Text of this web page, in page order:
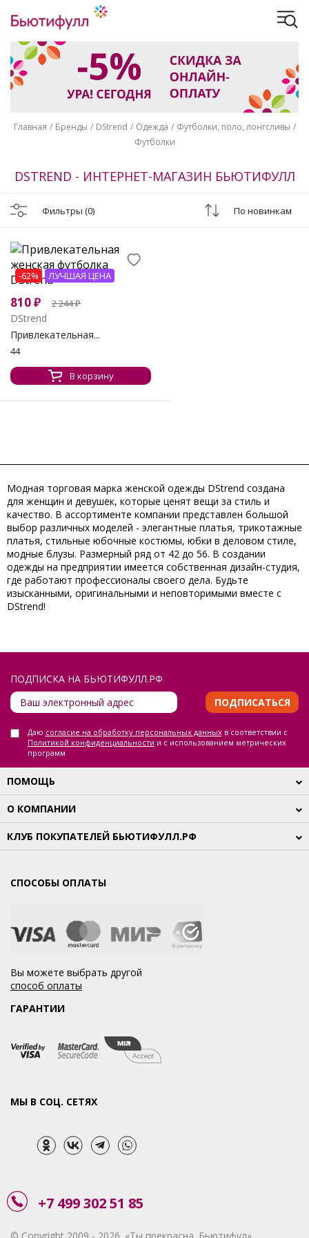
Главная Бренды DStrend Одежда
Футболки, поло, лонгсливы
Футболки
DSTREND - ИНТЕРНЕТ-МАГАЗИН БЬЮТИФУЛЛ
Фильтры (0) По новинкам
-62% ЛУЧШАЯ ЦЕНА
810₽ 2 244₽
DStrend
Привлекательная...
44
В корзину
Модная торговая марка женской одежды DStrend создана
для женщин и девушек, которые ценят вещи за стиль и
качество. В ассортименте компании представлен большой
выбор различных моделей - элегантные платья, трикотажные
платья, стильные юбочные костюмы, юбки в деловом стиле,
модные блузы. Размерный ряд от 42 до 56. В создании
одежды на предприятии имеется собственная дизайн-студия,
где работают профессионалы своего дела. Будьте
изысканными, оригинальными и неповторимыми вместе с
DStrend!
ПОДПИСКА НА БЬЮТИФУЛЛ.РФ
ПОДПИСАТЬСЯ
Даю согласие на обработку персональных данныхв соответствии с
Политикой конфиденциальности и с использованием метрических
программ
ПОМОЩЬ
О КОМПАНИИ
КЛУБ ПОКУПАТЕЛЕЙ БЬЮТИФУЛЛ.РФ
СПОСОБЫ ОПЛАТЫ
Вы можете выбрать другой
способ оплаты
ГАРАНТИИ
МЫ В СОЦ. СЕТЯХ
+7 499 302 51 85